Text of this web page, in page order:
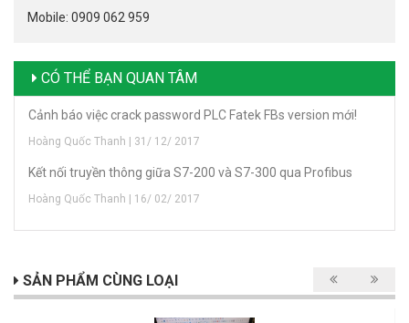
Mobile: 0909 062 959
CÓ THỂ BẠN QUAN TÂM
Cảnh báo việc crack password PLC Fatek FBs version mới!
Hoàng Quốc Thanh | 31/ 12/ 2017
Kết nối truyền thông giữa S7-200 và S7-300 qua Profibus
Hoàng Quốc Thanh | 16/ 02/ 2017
SẢN PHẨM CÙNG LOẠI